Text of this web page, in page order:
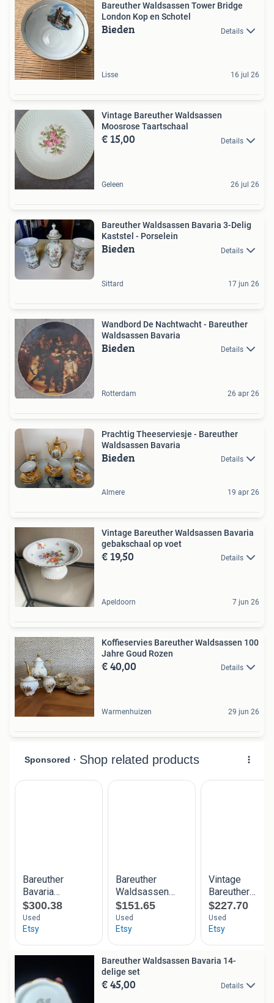
Bareuther Waldsassen Tower Bridge
London Kop en Schotel
Bieden Details
Lisse 16 jul 26
Vintage Bareuther Waldsassen
Moosrose Taartschaal
€ 15,00 Details
Geleen 26 jul 26
Bareuther Waldsassen Bavaria 3-Delig
Kaststel - Porselein
Bieden Details
Sittard 17 jun 26
Wandbord De Nachtwacht - Bareuther
Waldsassen Bavaria
Bieden Details
Rotterdam 26 apr 26
Prachtig Theeserviesje - Bareuther
Waldsassen Bavaria
Bieden Details
Almere 19 apr 26
Vintage Bareuther Waldsassen Bavaria
gebakschaal op voet
€ 19,50 Details
Apeldoorn 7 jun 26
Koffieservies Bareuther Waldsassen 100
Jahre Goud Rozen
€ 40,00 Details
Warmenhuizen 29 jun 26
Bareuther Waldsassen Bavaria 14-
delige set
€ 45,00 Details